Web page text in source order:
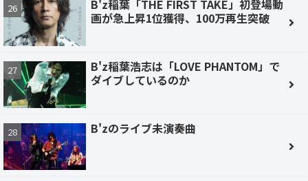
B'z稲葉「THE FIRST TAKE」初登場動
画が急上昇1位獲得、100万再生突破
B'z稲葉浩志は「LOVE PHANTOM」で
ダイブしているのか
B'zのライブ未演奏曲